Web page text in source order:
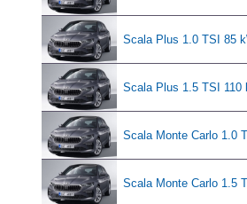
Scala Plus 1.0 TSI 85
Scala Plus 1.5 TSI 110
Scala Monte Carlo 1.0
Scala Monte Carlo 1.5